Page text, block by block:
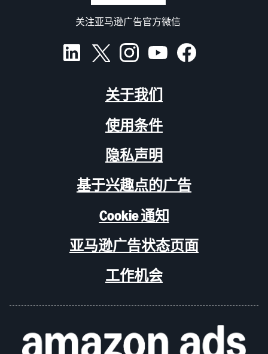
关注亚马逊广告官方微信
关于我们
使用条件
隐私声明
基于兴趣点的广告
Cookie 通知
亚马逊广告状态页面
工作机会